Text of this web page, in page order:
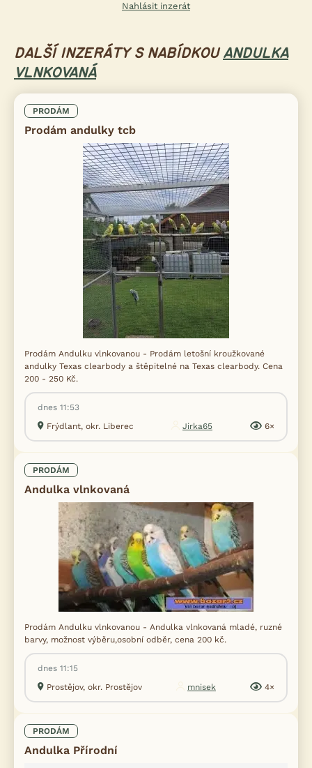
Nahlásit inzerát
DALŠÍ INZERÁTY S NABÍDKOU ANDULKA
VLNKOVANÁ
PRODÁM
Prodám andulky tcb
Prodám Andulku vlnkovanou - Prodám letošní kroužkované
andulky Texas clearbody a štěpitelné na Texas clearbody. Cena
200 - 250 Kč.
dnes 11:53
Frýdlant, okr. Liberec
Jirka65 6×
PRODÁM
Andulka vlnkovaná
Prodám Andulku vlnkovanou - Andulka vlnkovaná mladé, ruzné
barvy, možnost výběru,osobní odběr, cena 200 kč.
dnes 11:15
Prostějov, okr. Prostějov
mnisek 4×
PRODÁM
Andulka Přírodní